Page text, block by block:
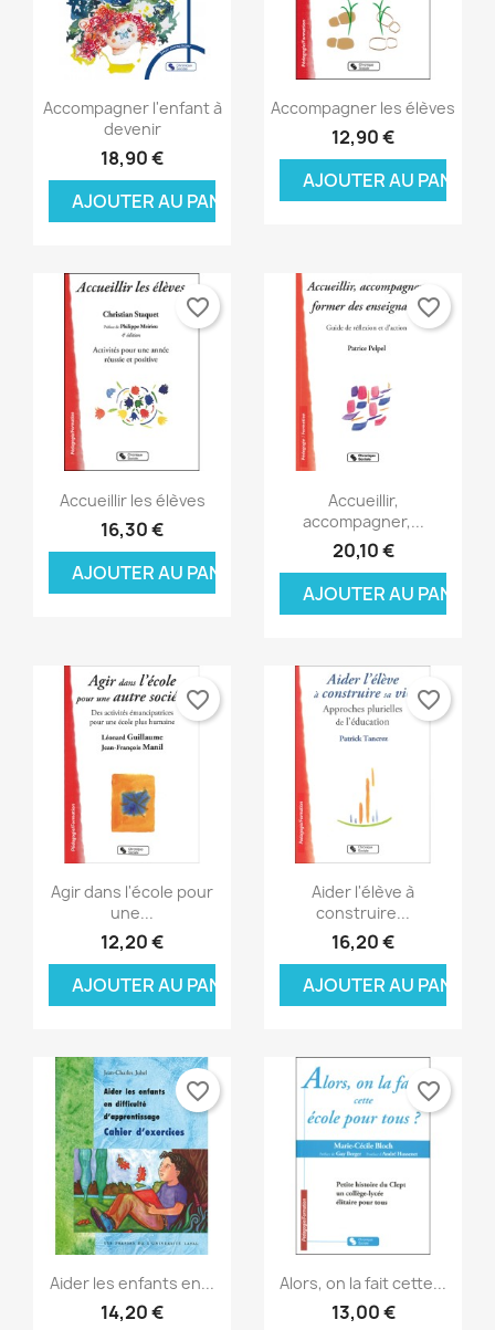
Aperçu rapide
Accompagner l'enfant à
devenir
18,90 €
AJOUTER AU PANIER
Aperçu rapide
Accompagner les élèves
12,90 €
AJOUTER AU PANIER
Aperçu rapide
Accueillir les élèves
16,30 €
AJOUTER AU PANIER
favorite_border
Aperçu rapide
Accueillir,
accompagner,...
20,10 €
AJOUTER AU PANIER
favorite_border
Aperçu rapide
Agir dans l'école pour
une...
12,20 €
AJOUTER AU PANIER
favorite_border
Aperçu rapide
Aider l'élève à
construire...
16,20 €
AJOUTER AU PANIER
favorite_border
Aperçu rapide
Aider les enfants en...
14,20 €
favorite_border
Aperçu rapide
Alors, on la fait cette...
13,00 €
favorite_border